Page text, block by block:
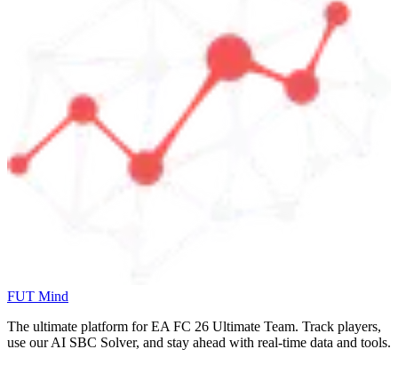
FUT Mind
The ultimate platform for EA FC 26 Ultimate Team. Track players,
use our AI SBC Solver, and stay ahead with real-time data and tools.